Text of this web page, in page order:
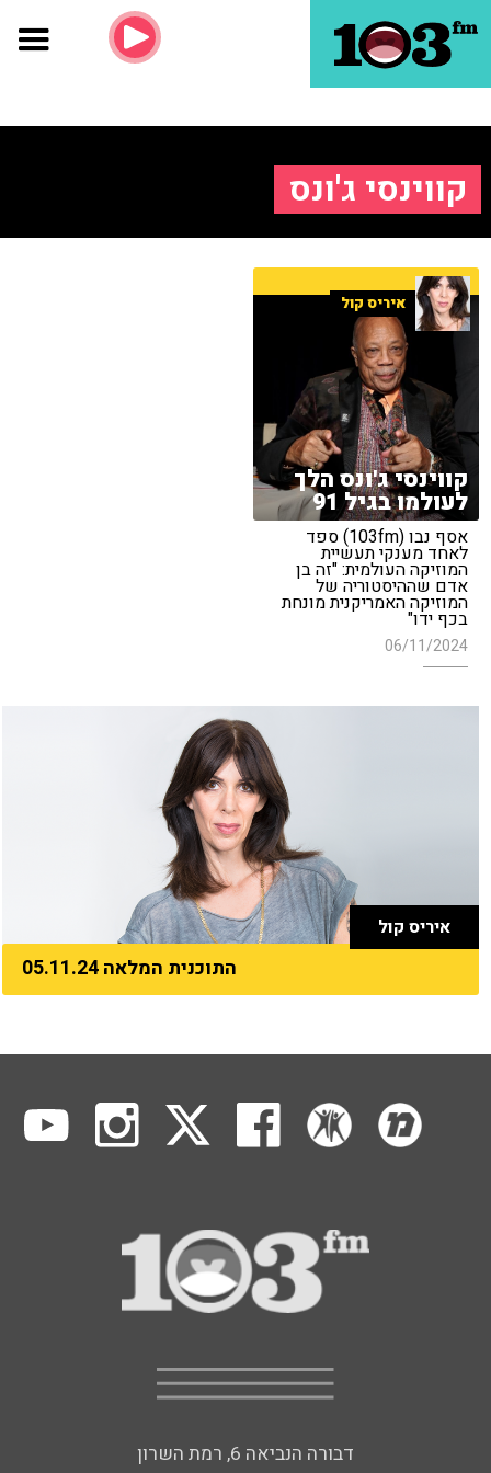
קווינסי ג'ונס
איריס קול
קווינסי ג'ונס הלך
לעולמו בגיל 91
אסף נבו (103fm) ספד
לאחד מענקי תעשיית
המוזיקה העולמית: "זה בן
אדם שההיסטוריה של
המוזיקה האמריקנית מונחת
בכף ידו"
06/11/2024
איריס קול
התוכנית המלאה 05.11.24
דבורה הנביאה 6, רמת השרון